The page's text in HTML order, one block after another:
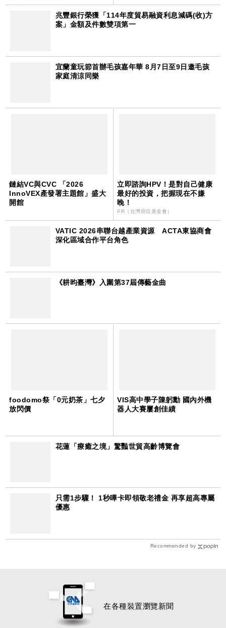
兆豐銀行榮獲「114年度貿易融資利息減碼(收)方
案」金額及件數雙項第一
宜蘭童玩節首辦毛孩嘉年華 8月7日至9日邀毛孩
家庭清涼同樂
鏈結VC與CVC 「2026
InnoVEX產發署主題館」盛大
開館
立即諮詢HPV！是對自己健康
最好的投資，把握現在不嫌
晚！
PR（台灣癌症基金會）
VATIC 2026串聯台越產業資源 ACTA東協商會
深化區域合作平台角色
《耕昀臺灣》入圍第37屆傳藝金曲
foodomo祭「0元奶茶」七夕
放閃價
VIS高中學子陳躬勳 國內外機
器人大賽屢創佳績
花蓮「療癒之境」驚豔世貿高齡博覽會
只需1步驟！ 1秒嗶卡即領敬老禮金 再享超高專屬
優惠
Recommended by
在各種裝置瀏覽新聞